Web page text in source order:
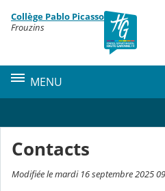
Contenu
Collège Pablo Picasso
Frouzins
MENU
Contacts
Modifiée le mardi 16 septembre 2025